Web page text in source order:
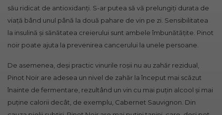
său ridicat de antioxidanți. S-ar putea să vă prelungiți durata de
viață bând unul până la două pahare de vin pe zi. Sensibilitatea
la insulină și sănătatea creierului sunt ambele îmbunătățite. Pinot
noir poate ajuta la prevenirea cancerului la unele persoane.
De asemenea, deși practic vinurile roșii nu au zahăr rezidual,
Pinot Noir are adesea un nivel de zahăr la început mai scăzut
înainte de fermentare, rezultând un vin cu mai puțin alcool și mai
puține calorii decât, de exemplu, Cabernet Sauvignon. Din